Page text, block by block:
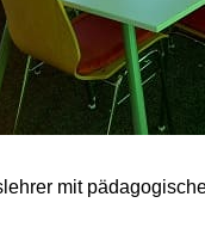
mit